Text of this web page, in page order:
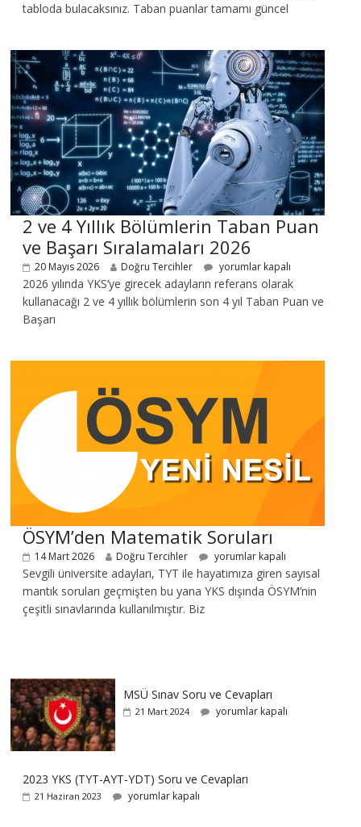
tabloda bulacaksınız. Taban puanlar tamamı güncel
2 ve 4 Yıllık Bölümlerin Taban Puan
ve Başarı Sıralamaları 2026
20 Mayıs 2026 Doğru Tercihler yorumlar kapalı
2026 yılında YKS’ye girecek adayların referans olarak
kullanacağı 2 ve 4 yıllık bölümlerin son 4 yıl Taban Puan ve
Başarı
ÖSYM’den Matematik Soruları
14 Mart 2026 Doğru Tercihler yorumlar kapalı
Sevgili üniversite adayları, TYT ile hayatımıza giren sayısal
mantık soruları geçmişten bu yana YKS dışında ÖSYM’nin
çeşitli sınavlarında kullanılmıştır. Biz
MSÜ Sınav Soru ve Cevapları
21 Mart 2024 yorumlar kapalı
2023 YKS (TYT-AYT-YDT) Soru ve Cevapları
21 Haziran 2023 yorumlar kapalı